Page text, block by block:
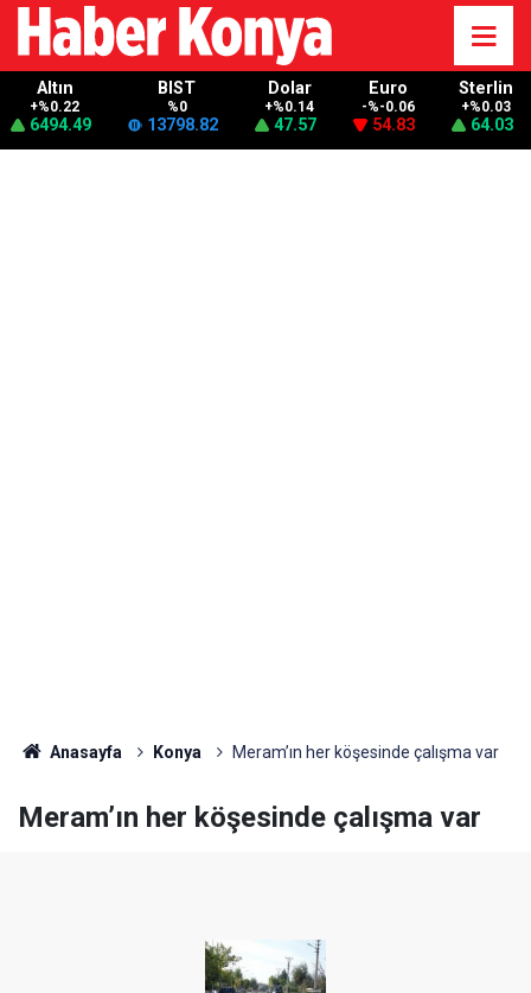
Altın
+%0.22
6494.49
BIST
%0
13798.82
Dolar
+%0.14
47.57
Euro
-%-0.06
54.83
Sterlin
+%0.03
64.03
Anasayfa Konya Meram’ın her köşesinde çalışma var
Meram’ın her köşesinde çalışma var